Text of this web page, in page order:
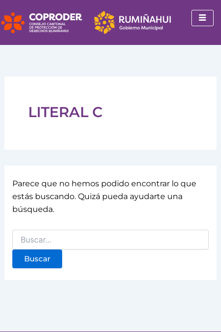
al
contenido
LITERAL C
Parece que no hemos podido encontrar lo que
estás buscando. Quizá pueda ayudarte una
búsqueda.
por: